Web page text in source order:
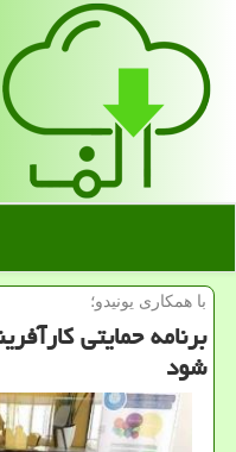
با همكاری یونیدو؛
برنامه حمایتی
شود